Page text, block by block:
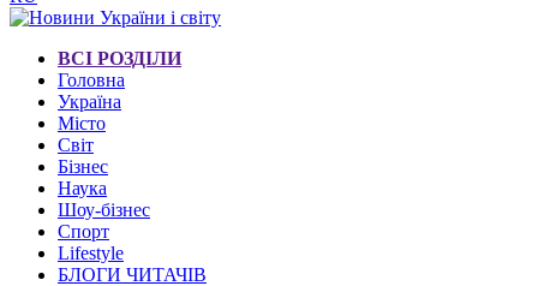
ВСІ РОЗДІЛИ
Головна
Україна
Місто
Світ
Бізнес
Наука
Шоу-бізнес
Спорт
Lifestyle
БЛОГИ ЧИТАЧІВ